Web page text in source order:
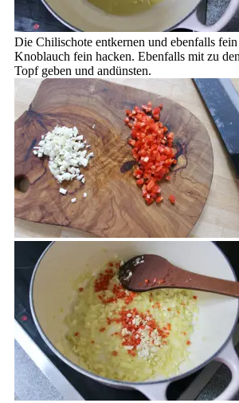
Die Chilischote entkernen und ebenfalls
Knoblauch fein hacken. Ebenfalls mit zu
Topf geben und andünsten.